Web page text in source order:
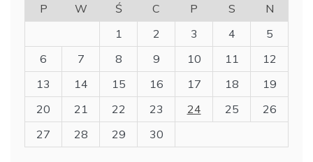
P
W Ś C P S
N
1
2 3 4
5
6
7 8 9 10 11
12
13
14 15 16 17 18
19
20
21 22 23 24 25
26
27
28 29 30